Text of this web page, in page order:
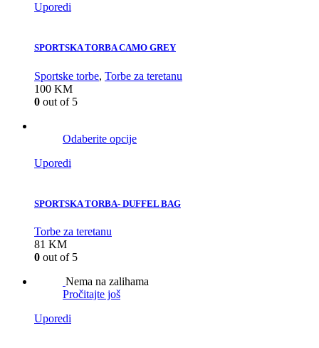
Uporedi
SPORTSKA TORBA CAMO GREY
Sportske torbe, Torbe za teretanu
100 KM
0 out of 5
Odaberite opcije
Uporedi
SPORTSKA TORBA- DUFFEL BAG
Torbe za teretanu
81 KM
0 out of 5
Nema na zalihama
Pročitajte još
Uporedi